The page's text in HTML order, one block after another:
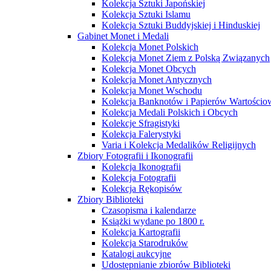
Kolekcja Sztuki Japońskiej
Kolekcja Sztuki Islamu
Kolekcja Sztuki Buddyjskiej i Hinduskiej
Gabinet Monet i Medali
Kolekcja Monet Polskich
Kolekcja Monet Ziem z Polską Związanych
Kolekcja Monet Obcych
Kolekcja Monet Antycznych
Kolekcja Monet Wschodu
Kolekcja Banknotów i Papierów
Kolekcja Medali Polskich i Obcych
Kolekcje Sfragistyki
Kolekcja Falerystyki
Varia i Kolekcja Medalików Religijnych
Zbiory Fotografii i Ikonografii
Kolekcja Ikonografii
Kolekcja Fotografii
Kolekcja Rękopisów
Zbiory Biblioteki
Czasopisma i kalendarze
Książki wydane po 1800 r.
Kolekcja Kartografii
Kolekcja Starodruków
Katalogi aukcyjne
Udostępnianie zbiorów Biblioteki